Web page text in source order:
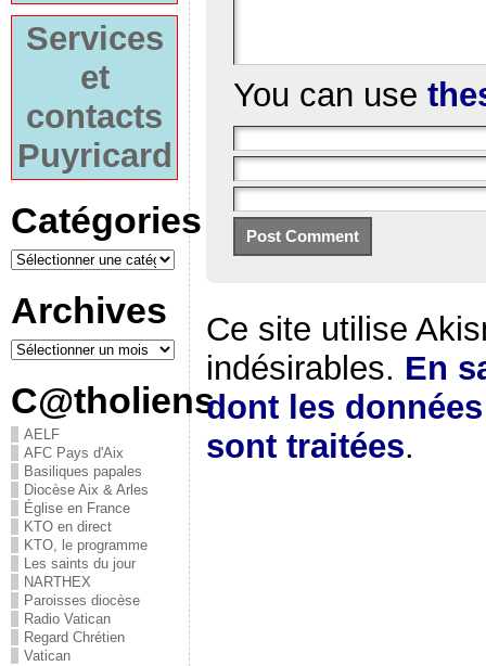
Services
et
contacts
Puyricard
Catégories
Archives
C@tholiens
AELF
AFC Pays d'Aix
Basiliques papales
Diocèse Aix & Arles
Église en France
KTO en direct
KTO, le programme
Les saints du jour
NARTHEX
Paroisses diocèse
Radio Vatican
Regard Chrétien
Vatican
You can use
Ce site utilise
indésirables. En
dont les
sont traitées.